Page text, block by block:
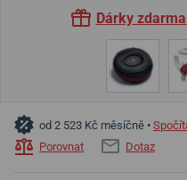
Dárky zdarma
od 2 523 Kč měsíčně •
Porovnat
Dotaz